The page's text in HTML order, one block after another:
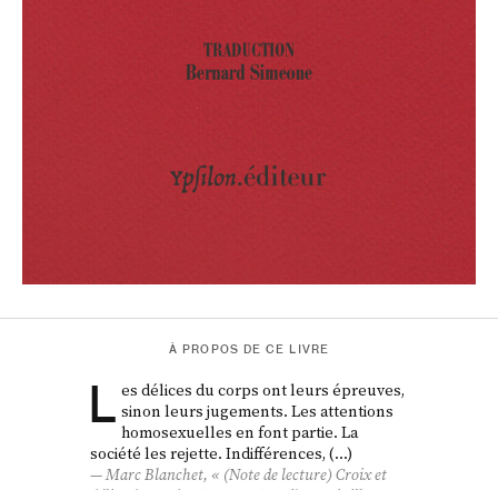
À PROPOS DE CE LIVRE
L es délices du corps ont leurs épreuves,
sinon leurs jugements. Les attentions
homosexuelles en font partie. La
société les rejette. Indifférences, (…)
Marc Blanchet, « (Note de lecture)Croix et